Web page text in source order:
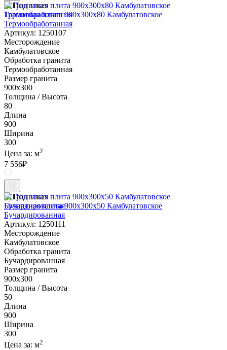
Под заказ
Гранитная плита 900х300x80 Камбулатовское
Термообработанная
Артикул: 1250107
Месторождение
Камбулатовское
Обработка гранита
Термообработанная
Размер гранита
900х300
Толщина / Высота
80
Длина
900
Ширина
300
Цена за: м2
7 556₽
Под заказ
Гранитная плита 900х300x50 Камбулатовское
Бучардированная
Артикул: 1250111
Месторождение
Камбулатовское
Обработка гранита
Бучардированная
Размер гранита
900х300
Толщина / Высота
50
Длина
900
Ширина
300
Цена за: м2